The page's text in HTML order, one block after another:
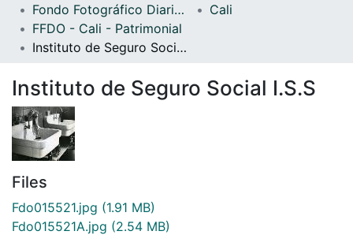
Statistics
Fondo Fotográfico Diario Occidente
Cali
FFDO - Cali - Patrimonial
Instituto de Seguro Social I.S.S
Instituto de Seguro Social I.S.S
Files
Fdo015521.jpg (1.91 MB)
Fdo015521A.jpg (2.54 MB)